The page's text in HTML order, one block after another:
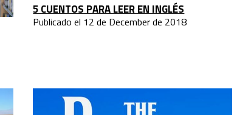
5 CUENTOS PARA LEER EN INGLÉS
Publicado el 12 de December de 2018